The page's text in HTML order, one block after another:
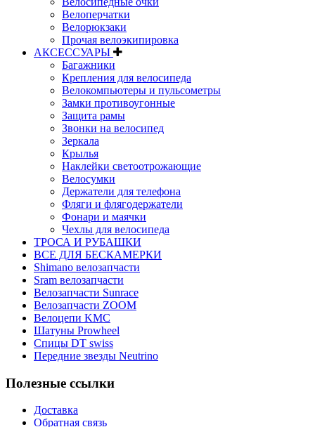
Велоперчатки
Велорюкзаки
Прочая велоэкипировка
АКСЕССУАРЫ
Багажники
Крепления для велосипеда
Велокомпьютеры и пульсометры
Замки противоугонные
Защита рамы
Звонки на велосипед
Зеркала
Крылья
Наклейки светоотрожающие
Велосумки
Держатели для телефона
Фляги и флягодержатели
Фонари и маячки
Чехлы для велосипеда
ТРОСА И РУБАШКИ
ВСЕ ДЛЯ БЕСКАМЕРКИ
Shimano велозапчасти
Sram велозапчасти
Велозапчасти Sunrace
Велозапчасти ZOOM
Велоцепи KMC
Шатуны Prowheel
Спицы DT swiss
Передние звезды Neutrino
Полезные ссылки
Доставка
Обратная связь